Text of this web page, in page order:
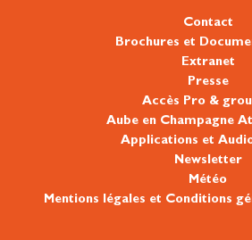
Contact
Brochures et
Extranet
Presse
Accès Pro &
Aube en Champagne
Applications et
Newsletter
Météo
Mentions légales et Conditions